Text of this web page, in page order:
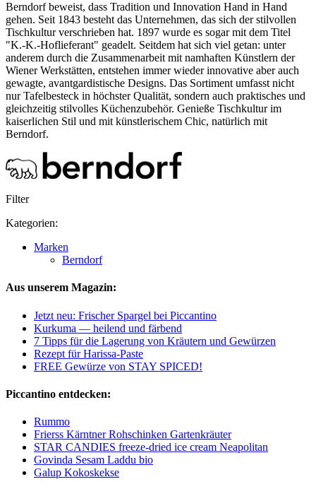
Berndorf beweist, dass Tradition und Innovation Hand in Hand
gehen. Seit 1843 besteht das Unternehmen, das sich der stilvollen
Tischkultur verschrieben hat. 1897 wurde es sogar mit dem Titel
"K.-K.-Hoflieferant" geadelt. Seitdem hat sich viel getan: unter
anderem durch die Zusammenarbeit mit namhaften Künstlern der
Wiener Werkstätten, entstehen immer wieder innovative aber auch
gewagte, avantgardistische Designs. Das Sortiment umfasst nicht
nur Tafelbesteck in höchster Qualität, sondern auch praktisches und
gleichzeitig stilvolles Küchenzubehör. Genieße Tischkultur im
kaiserlichen Stil und mit künstlerischem Chic, natürlich mit
Berndorf.
Filter
Kategorien:
Marken
Berndorf
Aus unserem Magazin:
Jetzt neu: Frischer Spargel bei Piccantino
Kurkuma — heilend und färbend
7 Tipps für die Lagerung von Kräutern und Gewürzen
Rezept für Harissa-Paste
FREE Gewürze von STAY SPICED!
Piccantino entdecken:
Rummo
Frierss Kärntner Rohschinken Gartenkräuter
STAR CANDIES freeze-dried ice cream Neapolitan
Govinda Sesam Laddu bio
Galup Kokoskekse